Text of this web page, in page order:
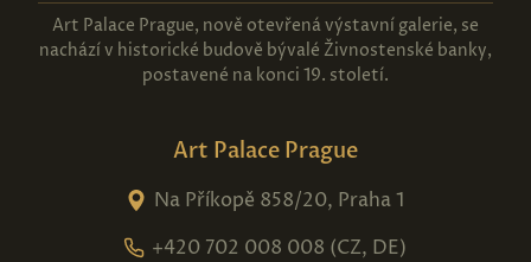
Art Palace Prague, nově otevřená výstavní galerie, se
nachází v historické budově bývalé Živnostenské banky,
postavené na konci 19. století.
Art Palace Prague
Na Příkopě 858/20, Praha 1
+420 702 008 008 (CZ, DE)